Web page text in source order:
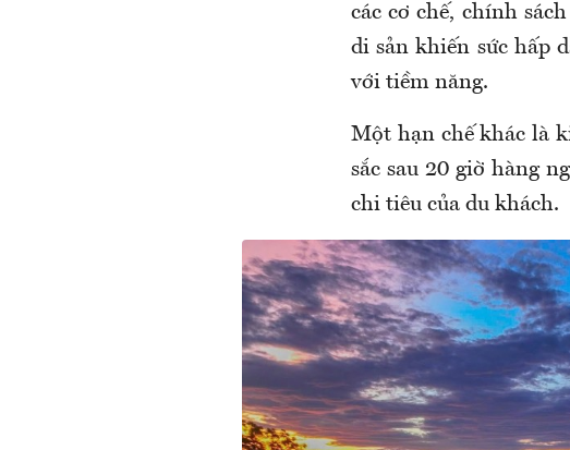
các cơ chế, chính
di sản khiến sức hấp
với tiềm năng.
Một hạn chế khác là
sắc sau 20 giờ hàng
chi tiêu của du khách.